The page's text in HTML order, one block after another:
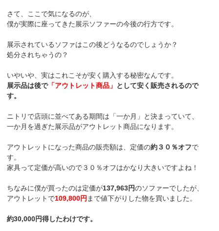
さて、ここで気になるのが、
僕が実際に座ってきた展示ソファーの今後の行方です。
展示されているソファはこの後どうなるのでしょうか？
処分されちゃうの？
いやいや、実はこれこそが安く購入する秘密なんです。
展示品は後で「アウトレット商品」 として安く販売されるので
す。
ニトリで店頭に並べてある期間は「一か月」と決まっていて、
一か月を過ぎた展示品がアウトレット商品になります。
アウトレットになった商品の販売額は、定価の約３０％オフで
す。
家具って定価が高いので３０％オフはかなり大きいですよね！
ちなみに僕が買ったのは定価が137,963円のソファーでしたが、
アウトレットで109,800円 まで値下がりした物を買いました。
約30,000円得したわけです。